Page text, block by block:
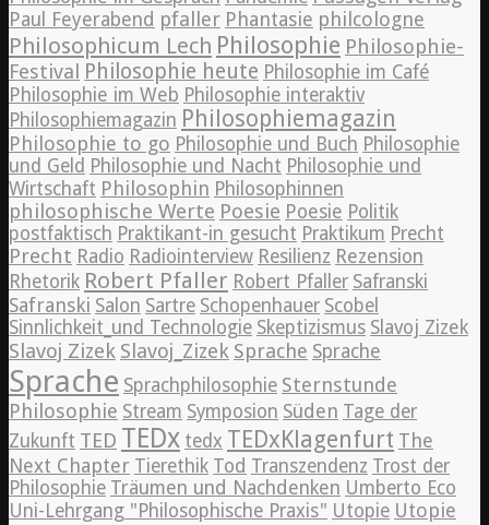
Paul Feyerabend pfaller Phantasie philcologne
Philosophicum Lech Philosophie Philosophie-
Festival Philosophie heute Philosophie im Café
Philosophie im Web Philosophie interaktiv
Philosophiemagazin Philosophiemagazin
Philosophie to go Philosophie und Buch Philosophie
und Geld Philosophie und Nacht Philosophie und
Wirtschaft Philosophin Philosophinnen
philosophische Werte Poesie Poesie Politik
postfaktisch Praktikant-in gesucht Praktikum Precht
Precht Radio Radiointerview Resilienz Rezension
Rhetorik Robert Pfaller Robert Pfaller Safranski
Safranski Salon Sartre Schopenhauer Scobel
Sinnlichkeit_und Technologie Skeptizismus Slavoj Zizek
Slavoj Zizek Slavoj_Zizek Sprache Sprache
Sprache Sprachphilosophie Sternstunde
Philosophie Stream Symposion Süden Tage der
Zukunft TED TEDx tedx TEDxKlagenfurt The
Next Chapter Tierethik Tod Transzendenz Trost der
Philosophie Träumen und Nachdenken Umberto Eco
Uni-Lehrgang "Philosophische Praxis" Utopie Utopie